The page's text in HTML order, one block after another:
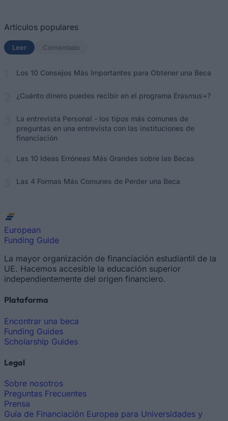
Artículos populares
Leer (solapa activa)
Comentado
Los 10 Consejos Más Importantes para Obtener una Beca
¿Cuánto dinero puedes recibir en el programa Erasmus+?
La entrevista Personal - los tipos más comunes de
preguntas en una entrevista con las instituciones de
financiación
Las 10 Ideas Erróneas Más Grandes sobre las Becas
Las 4 Formas Más Comunes de Perder una Beca
European
Funding Guide
La mayor organización de financiación estudiantil de la
UE. Hacemos accesible la educación superior
independientemente del origen financiero.
Plataforma
Encontrar una beca
Funding Guides
Scholarship Guides
Legal
Sobre nosotros
Preguntas Frecuentes
Prensa
Guía de Financiación Europea para Universidades y